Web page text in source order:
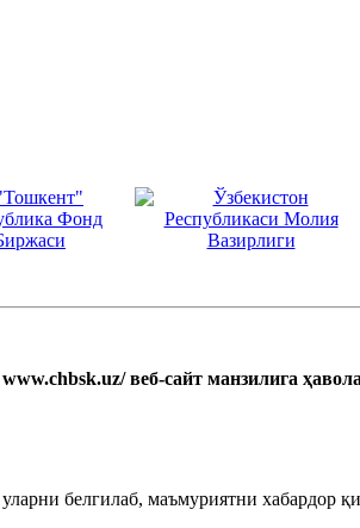
веб-сайт манзилига
белгилаб, маъмуриятни хабардор